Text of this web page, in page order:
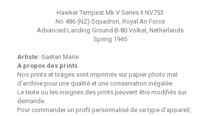
Hawker Tempest Mk V Series II NV753
No 486 (NZ) Squadron, Royal Air Force
Advanced Landing Ground B-80 Volkel, Netherlands
Spring 1945
Artiste: Gaëtan Marie
A propos des prints
Nos prints et tirages sont imprimés sur papier photo mat
d'archive pour une qualité et une conservation inégalée.
Le texte ou les insignes des prints peuvent être modifiés sur
demande.
Pour commander un profil personnalisé de ce type d'appareil,